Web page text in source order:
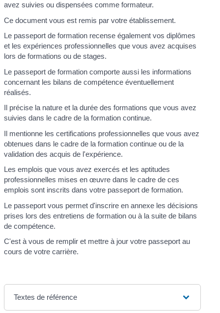
avez suivies ou dispensées comme formateur.
Ce document vous est remis par votre établissement.
Le passeport de formation recense également vos diplômes
et les expériences professionnelles que vous avez acquises
lors de formations ou de stages.
Le passeport de formation comporte aussi les informations
concernant les bilans de compétence éventuellement
réalisés.
Il précise la nature et la durée des formations que vous avez
suivies dans le cadre de la formation continue.
Il mentionne les certifications professionnelles que vous avez
obtenues dans le cadre de la formation continue ou de la
validation des acquis de l'expérience.
Les emplois que vous avez exercés et les aptitudes
professionnelles mises en œuvre dans le cadre de ces
emplois sont inscrits dans votre passeport de formation.
Le passeport vous permet d'inscrire en annexe les décisions
prises lors des entretiens de formation ou à la suite de bilans
de compétence.
C'est à vous de remplir et mettre à jour votre passeport au
cours de votre carrière.
Textes de référence